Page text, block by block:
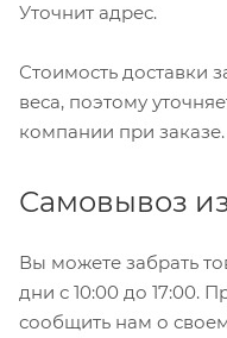
Уточнит адрес.
Стоимость доставки
веса, поэтому
компании при заказе.
Самовывоз
Вы можете забрать
дни с 10:00 до 17:00.
сообщить нам о